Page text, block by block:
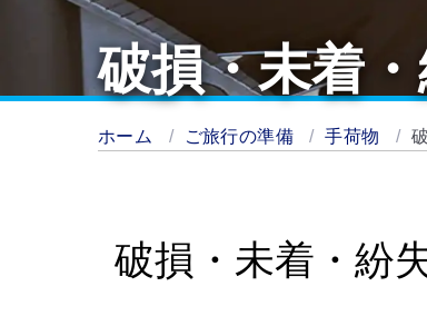
破損・未着
ホーム ご旅行の準備 手荷物
破損・未着・紛